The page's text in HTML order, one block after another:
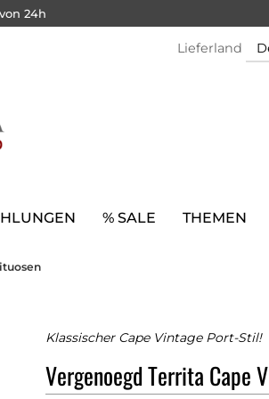
24h
Lieferland
% SALE THEMEN
Klassischer Cape Vintage Port-Stil!
Vergenoegd Territa Cape